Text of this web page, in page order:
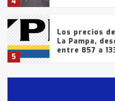
5
Los precios
La Pampa,
entre 857 a